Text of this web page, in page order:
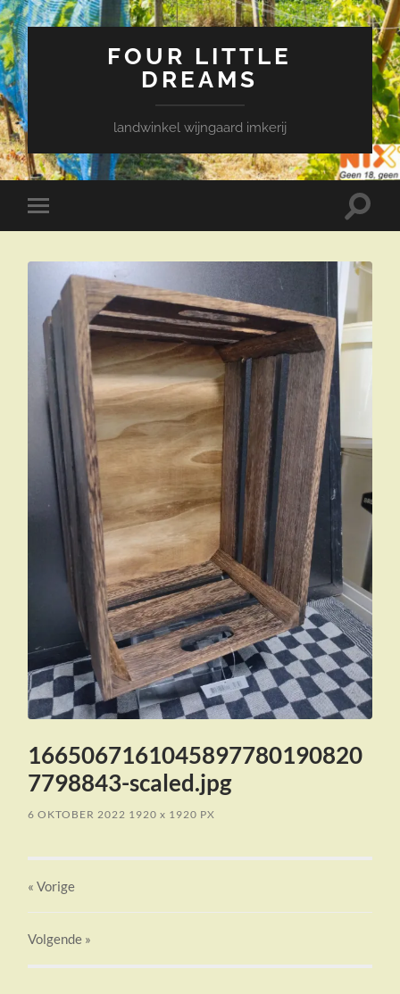
FOUR LITTLE
DREAMS
landwinkel wijngaard imkerij
Toggle
mobiel
Toggle
1665067161045897780190820
7798843-scaled.jpg
6 OKTOBER 2022 1920x 1920 PX
« Vorige
Volgende »